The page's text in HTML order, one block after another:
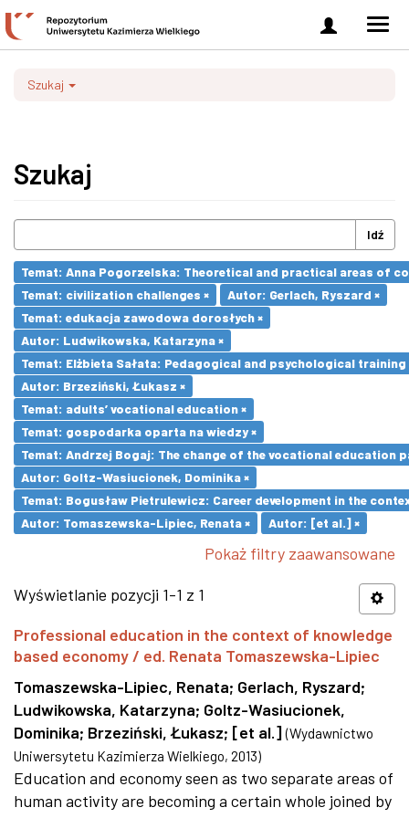
Zaloguj
się
Szukaj
Szukaj
Idź
Temat: Anna Pogorzelska: Theoretical and practical areas of
Temat: civilization challenges ×
Autor: Gerlach, Ryszard ×
Temat: edukacja zawodowa dorosłych ×
Autor: Ludwikowska, Katarzyna ×
Temat: Elżbieta Sałata: Pedagogical and psychological
Autor: Brzeziński, Łukasz ×
Temat: adults’ vocational education ×
Temat: gospodarka oparta na wiedzy ×
Temat: Andrzej Bogaj: The change of the vocational education
Autor: Goltz-Wasiucionek, Dominika ×
Temat: Bogusław Pietrulewicz: Career development in the
Autor: Tomaszewska-Lipiec, Renata ×
Autor: [et al.] ×
Pokaż filtry zaawansowane
Wyświetlanie pozycji 1-1 z 1
Professional education in the context of knowledge
based economy / ed. Renata Tomaszewska-Lipiec
Tomaszewska-Lipiec, Renata; Gerlach, Ryszard;
Ludwikowska, Katarzyna; Goltz-Wasiucionek,
Dominika; Brzeziński, Łukasz; [et al.] (Wydawnictwo
Uniwersytetu Kazimierza Wielkiego, 2013)
Education and economy seen as two separate areas of
human activity are becoming a certain whole joined by